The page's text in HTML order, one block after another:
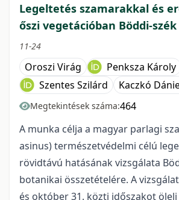
Legeltetés szamarakkal és
őszi vegetációban Böddi-
11-24
Oroszi Virág
Penksza Károly
Szentes Szilárd
Kaczkó
Megtekintések száma:464
A munka célja a magyar parlagi
asinus) természetvédelmi célú
rövidtávú hatásának vizsgálata
botanikai összetételére. A
és október 31. közti időszakot